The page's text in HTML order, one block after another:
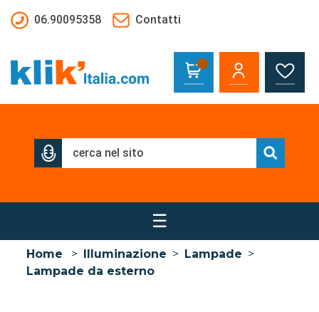
06.90095358
Contatti
☰
Home > Illuminazione > Lampade >
Lampade da esterno